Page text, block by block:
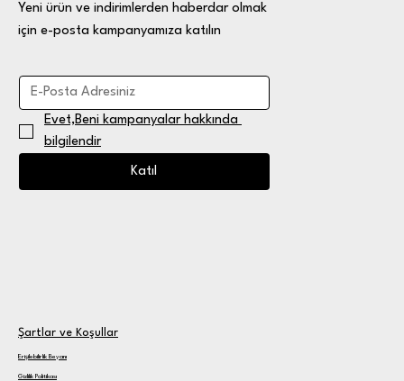
Yeni ürün ve indirimlerden haberdar olmak
için e-posta kampanyamıza katılın
Evet,Beni kampanyalar hakkında
bilgilendir
Katıl
Şartlar ve Koşullar
Gizlilik Politikası
Erişilebilirlik Beyanı